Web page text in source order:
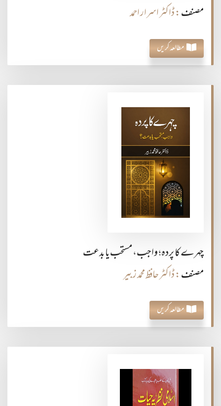
مصنف: ڈاکٹر اسرار احمد
مطالعہ کریں
چہرے کا پردہ؛ واجب، مستحب یا بدعت
مصنف: ڈاکٹر حافظ محمد زبیر
مطالعہ کریں